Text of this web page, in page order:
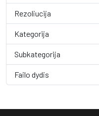
Rezoliucija
Kategorija
Subkategorija
Failo dydis